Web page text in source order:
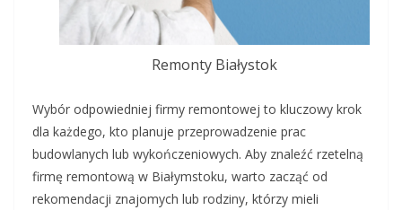
Remonty Białystok
Wybór odpowiedniej firmy remontowej to kluczowy krok
dla każdego, kto planuje przeprowadzenie prac
budowlanych lub wykończeniowych. Aby znaleźć rzetelną
firmę remontową w Białymstoku, warto zacząć od
rekomendacji znajomych lub rodziny, którzy mieli